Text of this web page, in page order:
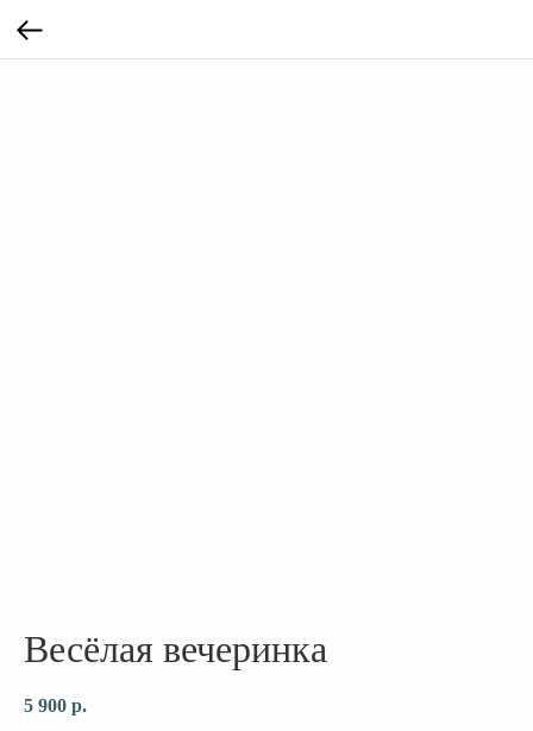
Весёлая вечеринка
5 900 р.